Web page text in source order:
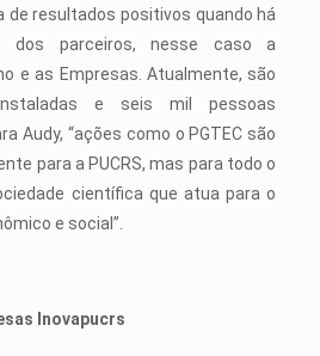
de resultados positivos quando há
dos parceiros, nesse caso a
e as Empresas. Atualmente, são
e seis mil pessoas
Audy, “ações como o PGTEC são
para a PUCRS, mas para todo o
científica que atua para o
e social”.
Inovapucrs